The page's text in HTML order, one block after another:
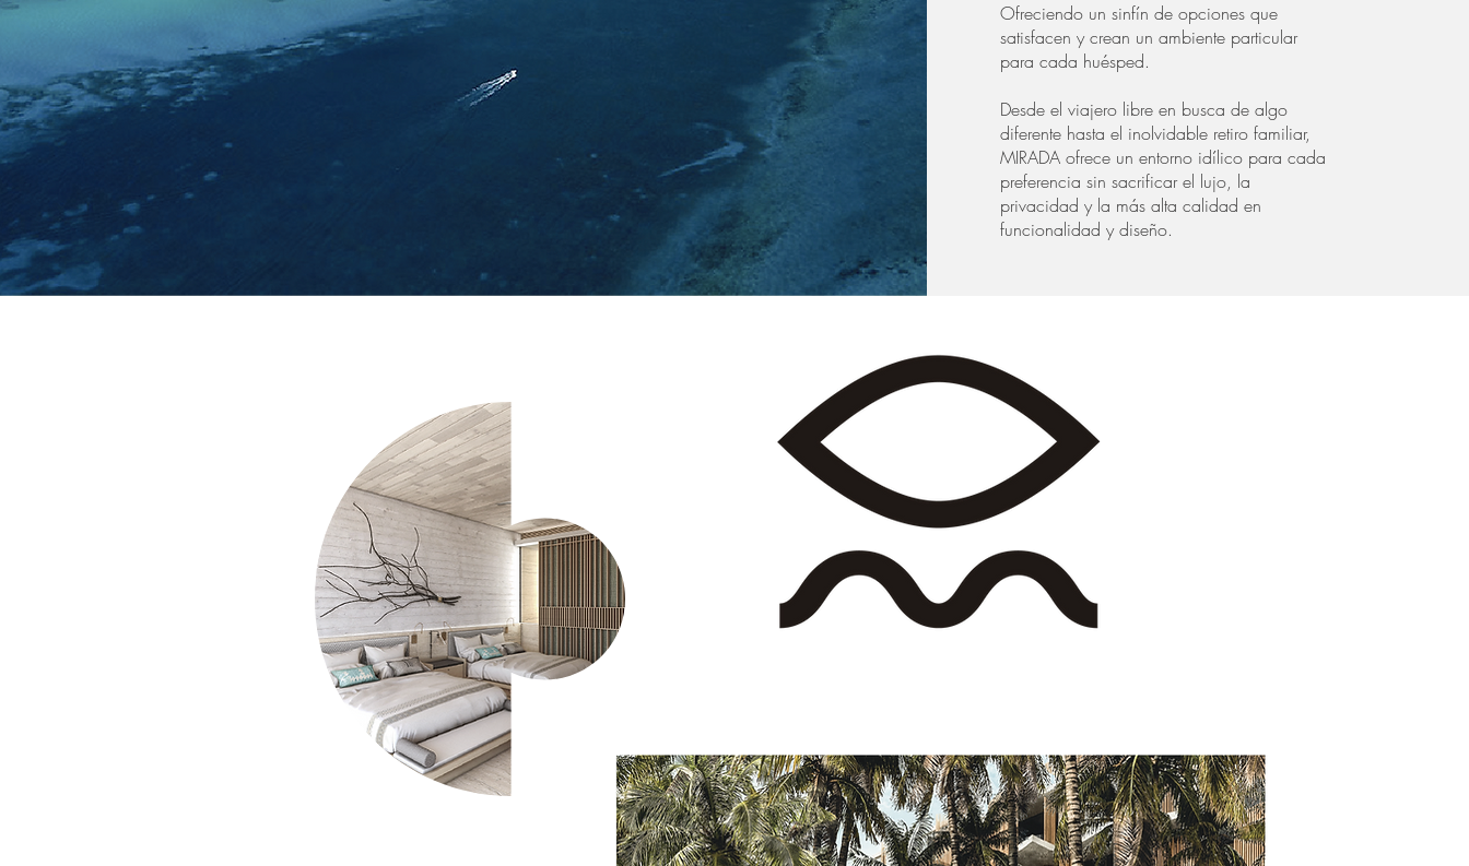
Ofreciendo un sinfín de opciones que
satisfacen y crean un ambiente particular
para cada huésped.
Desde el viajero libre en busca de algo
diferente hasta el inolvidable retiro familiar,
MIRADA ofrece un entorno idílico para cada
preferencia sin sacrificar el lujo, la
privacidad y la más alta calidad en
funcionalidad y diseño.